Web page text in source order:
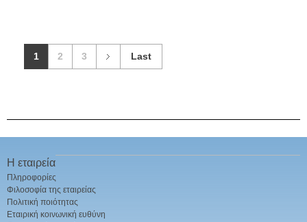
1 2 3 Last
Η εταιρεία
Πληροφορίες
Φιλοσοφία της εταιρείας
Πολιτική ποιότητας
Εταιρική κοινωνική ευθύνη